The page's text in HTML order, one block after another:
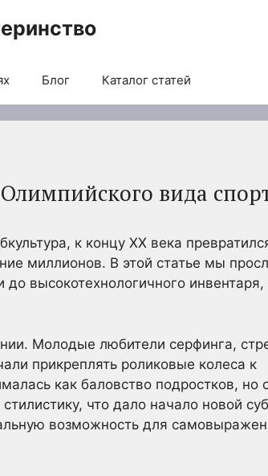
Блог Каталог статей
вида
к концу XX века
миллионов. В этой статье мы
высокотехнологичного инвентаря,
Молодые любители серфинга,
прикреплять роликовые колеса к
как баловство подростков, но
что дало начало новой
возможность для